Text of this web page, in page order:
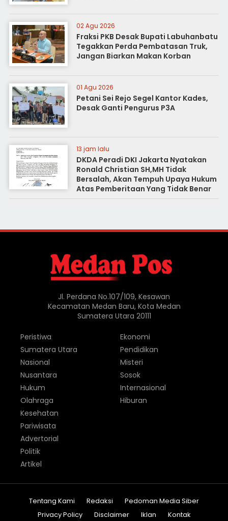
02 Agu 2026
Fraksi PKB Desak Bupati Labuhanbatu
Tegakkan Perda Pembatasan Truk,
Jangan Biarkan Makan Korban
01 Agu 2026
Petani Sei Rejo Segel Kantor Kades,
Desak Ganti Pengurus P3A
13 jam lalu
DKDA Peradi DKI Jakarta Nyatakan
Ronald Christian SH,MH Tidak
Bersalah, Akan Tempuh Upaya Hukum
Atas Pemberitaan Yang Tidak Benar
Jl. Perdana No.107/109, Kesawan
Kecamatan Medan Baru, Kota Medan
Sumatera Utara 20111
Peristiwa
Sumatera Utara
Nasional
Nusantara
Hukum
Olahraga
Ekonomi
Pendidikan
Misteri
Sosok
Internasional
Hiburan
Kesehatan
Pariwisata
Advertorial
Politik
Artikel
Tentang Kami Redaksi
Pedoman Media Siber
Privacy Policy
Disclaimer Iklan Kontak